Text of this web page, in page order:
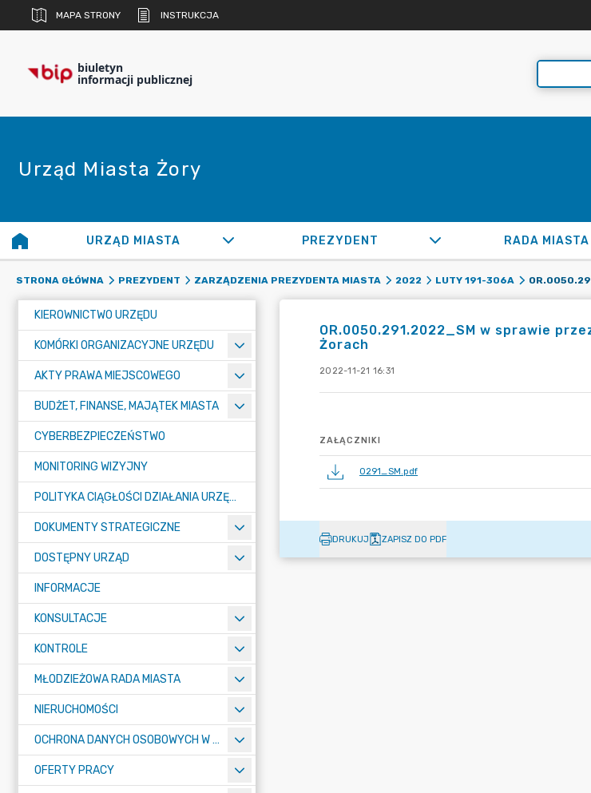
MAPA STRONY INSTRUKCJA
biuletyn
informacji publicznej
Urząd Miasta Żory
URZĄD MIASTA PREZYDENT RADA MIASTA
STRONA GŁÓWNA PREZYDENT ZARZĄDZENIA PREZYDENTA MIASTA 2022 LUTY 191-306A
KIEROWNICTWO URZĘDU
KOMÓRKI ORGANIZACYJNE URZĘDU
AKTY PRAWA MIEJSCOWEGO
BUDŻET, FINANSE, MAJĄTEK MIASTA
CYBERBEZPIECZEŃSTWO
MONITORING WIZYJNY
POLITYKA CIĄGŁOŚCI DZIAŁANIA URZĘDU MIASTA ŻORY
DOKUMENTY STRATEGICZNE
DOSTĘPNY URZĄD
INFORMACJE
KONSULTACJE
KONTROLE
MŁODZIEŻOWA RADA MIASTA
NIERUCHOMOŚCI
OCHRONA DANYCH OSOBOWYCH W URZĘDZIE MIASTA ŻORY - RODO
OFERTY PRACY
OR.0050.291.2022_SM w sprawie
Żorach
2022-11-21 16:31
ZAŁĄCZNIKI
0291_SM.pdf
DRUKUJ ZAPISZ DO PDF